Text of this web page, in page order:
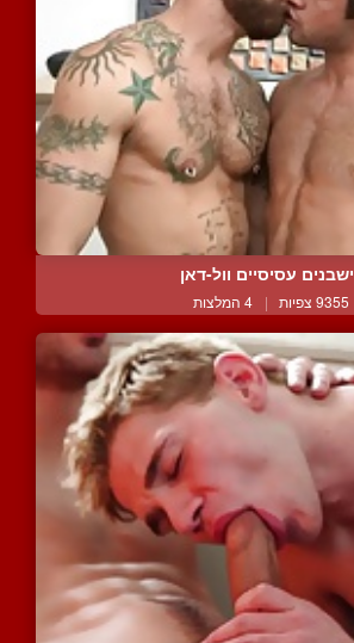
ישבנים עסיסיים וול-דאן
9355 צפיות | 4 המלצות